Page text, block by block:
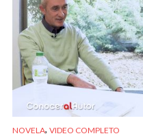
NOVELA, VIDEO COMPLETO